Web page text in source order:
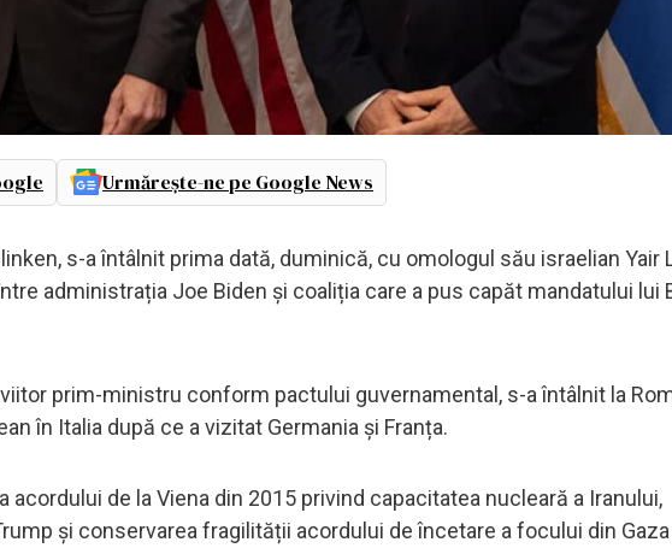
Urmărește-ne pe Google News
s-a întâlnit prima dată, duminică, cu omologul său israelian Yair
administrația Joe Biden și coaliția care a pus capăt mandatului lui
prim-ministru conform pactului guvernamental, s-a întâlnit la
în Italia după ce a vizitat Germania și Franța.
de la Viena din 2015 privind capacitatea nucleară a Iranului,
și conservarea fragilității acordului de încetare a focului din